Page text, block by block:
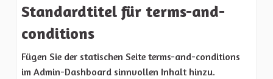
Standardtitel für terms-and-
conditions
Fügen Sie der statischen Seite terms-and-conditions
im Admin-Dashboard sinnvollen Inhalt hinzu.